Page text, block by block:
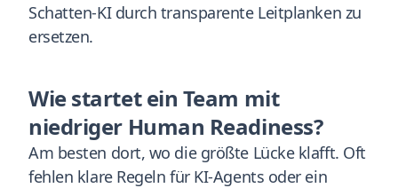
Schatten-KI durch transparente Leitplanken zu
ersetzen.
Wie startet ein Team mit
niedriger Human Readiness?
Am besten dort, wo die größte Lücke klafft. Oft
fehlen klare Regeln für KI-Agents oder ein